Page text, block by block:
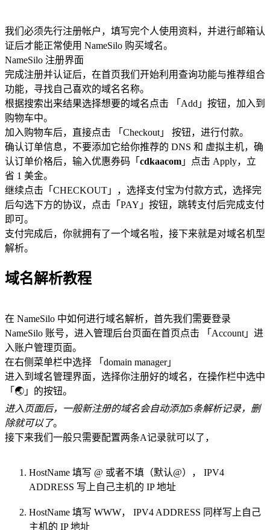
我们必须先行注册帐户，填写完个人使用资料，并进行邮箱认
证后才能正常使用 NameSilo 购买域名。
NameSilo 注册界面
完成注册并认证后，在首页我们开始利用查询功能与推荐组合
功能，寻找自己喜欢的域名名称。
根据搜索出来结果选择想要的域名点击 「Add」按钮，加入到
购物车中。
加入购物车后，直接点击 「Checkout」 按钮，进行付款。
确认订单信息，不要添加它给你推荐的 DNS 和 虚拟主机，确
认订单价格后，输入优惠券码「 cdkaacom 」点击 Apply，立
省 1 美金。
继续点击「CHECKOUT」，选择支付宝为付款方式，选择完
后勾选下方的协议，点击「PAY」按钮，跳转支付后完成支付
即可。
支付完成后，你就拥有了一个域名啦，接下来就是对域名机型
解析。
域名解析教程
在 NameSilo 中如何进行域名解析，首先我们需要登录
NameSilo 账号，进入管理后台页面在首页点击 「Account」进
入账户管理页面。
在右侧菜单栏中选择 「domain manager」
进入到域名管理界面，选择你注册好的域名，在操作栏中选中
「🌏」的按钮。
进入页面后，一般新注册的域名会自动添加5条解析记录，删
除就可以了。
接下来我们一般只需要配置两条A记录就可以了，
HostName 填写 @ 或者不填（默认@）， IPV4
ADDRESS 写上自己主机的 IP 地址
HostName 填写 WWW， IPV4 ADDRESS 同样写上自己
主机的 IP 地址